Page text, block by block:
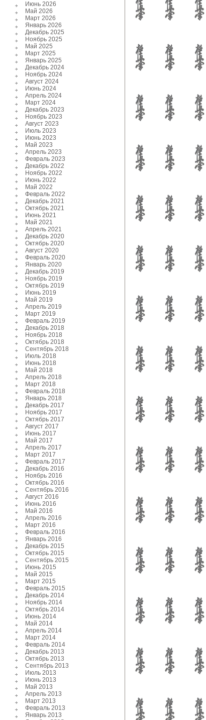
Июнь 2026
Май 2026
Март 2026
Январь 2026
Декабрь 2025
Ноябрь 2025
Май 2025
Март 2025
Январь 2025
Декабрь 2024
Ноябрь 2024
Август 2024
Июнь 2024
Апрель 2024
Март 2024
Декабрь 2023
Ноябрь 2023
Август 2023
Июль 2023
Июнь 2023
Май 2023
Апрель 2023
Февраль 2023
Декабрь 2022
Ноябрь 2022
Июнь 2022
Май 2022
Февраль 2022
Декабрь 2021
Октябрь 2021
Июнь 2021
Май 2021
Апрель 2021
Декабрь 2020
Октябрь 2020
Август 2020
Февраль 2020
Январь 2020
Декабрь 2019
Ноябрь 2019
Октябрь 2019
Июнь 2019
Май 2019
Апрель 2019
Март 2019
Февраль 2019
Декабрь 2018
Ноябрь 2018
Октябрь 2018
Сентябрь 2018
Июль 2018
Июнь 2018
Май 2018
Апрель 2018
Март 2018
Февраль 2018
Январь 2018
Декабрь 2017
Ноябрь 2017
Октябрь 2017
Август 2017
Июнь 2017
Май 2017
Апрель 2017
Март 2017
Февраль 2017
Декабрь 2016
Ноябрь 2016
Октябрь 2016
Сентябрь 2016
Август 2016
Июнь 2016
Май 2016
Апрель 2016
Март 2016
Февраль 2016
Январь 2016
Декабрь 2015
Октябрь 2015
Сентябрь 2015
Июнь 2015
Май 2015
Март 2015
Февраль 2015
Декабрь 2014
Ноябрь 2014
Октябрь 2014
Июнь 2014
Май 2014
Апрель 2014
Март 2014
Февраль 2014
Декабрь 2013
Октябрь 2013
Сентябрь 2013
Июль 2013
Июнь 2013
Май 2013
Апрель 2013
Март 2013
Февраль 2013
Январь 2013